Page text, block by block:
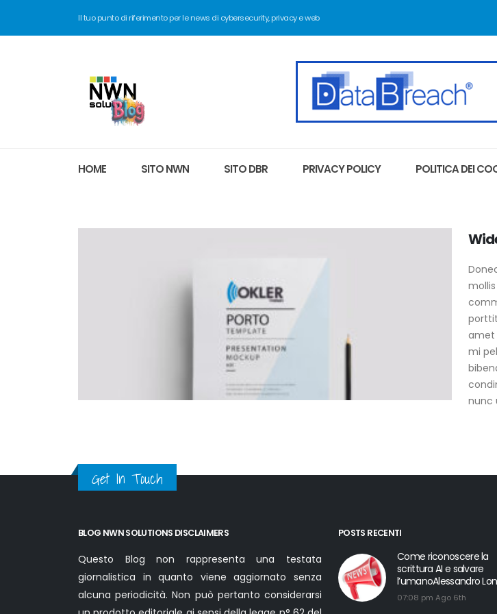
Il tuo punto di riferimento per le news di cybersecurity, privacy e web
HOME SITO NWN SITO DBR PRIVACY POLICY POLITICA DEI
amet
mi
nunc
Get In Touch
BLOG NWN SOLUTIONS DISCLAIMERS
Questo Blog non rappresenta una testata
giornalistica in quanto viene aggiornato senza
alcuna periodicità. Non può pertanto considerarsi
POSTS RECENTI
Come riconoscere la
scrittura AI e salvare
l’umanoAlessandro
07:08 pm Ago 6th